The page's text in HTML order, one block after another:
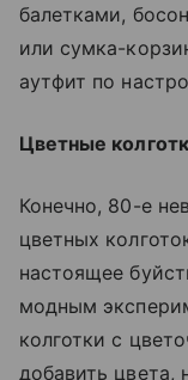
балетками,
или сумка-
аутфит по
Цветные
Конечно, 80-е
цветных
настоящее
модным
колготки с
добавить цвета,